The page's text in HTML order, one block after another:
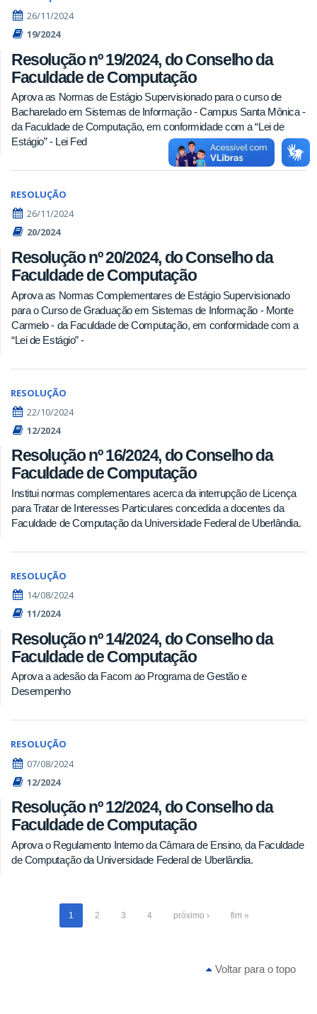
26/11/2024
19/2024
Resolução nº 19/2024, do Conselho da
Faculdade de Computação
Aprova as Normas de Estágio Supervisionado para o curso de
Bacharelado em Sistemas de Informação - Campus Santa Mônica -
da Faculdade de Computação, em conformidade com a “Lei de
Estágio” - Lei Fed
RESOLUÇÃO
26/11/2024
20/2024
Resolução nº 20/2024, do Conselho da
Faculdade de Computação
Aprova as Normas Complementares de Estágio Supervisionado
para o Curso de Graduação em Sistemas de Informação - Monte
Carmelo - da Faculdade de Computação, em conformidade com a
“Lei de Estágio” -
RESOLUÇÃO
22/10/2024
12/2024
Resolução nº 16/2024, do Conselho da
Faculdade de Computação
Institui normas complementares acerca da interrupção de Licença
para Tratar de Interesses Particulares concedida a docentes da
Faculdade de Computação da Universidade Federal de Uberlândia.
RESOLUÇÃO
14/08/2024
11/2024
Resolução nº 14/2024, do Conselho da
Faculdade de Computação
Aprova a adesão da Facom ao Programa de Gestão e
Desempenho
RESOLUÇÃO
07/08/2024
12/2024
Resolução nº 12/2024, do Conselho da
Faculdade de Computação
Aprova o Regulamento Interno da Câmara de Ensino, da Faculdade
de Computação da Universidade Federal de Uberlândia.
1 2 3 4 próximo › fim »
Voltar para o topo